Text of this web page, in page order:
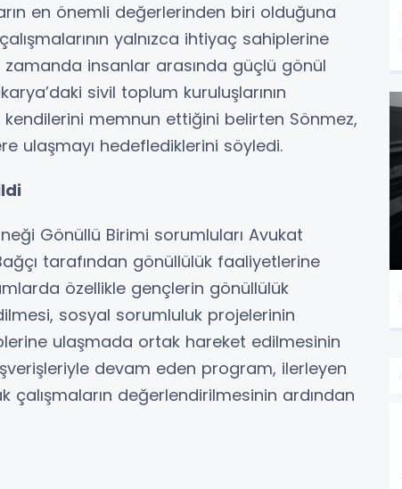
en önemli değerlerinden biri olduğuna
yalnızca ihtiyaç sahiplerine
zamanda insanlar arasında güçlü gönül
sivil toplum kuruluşlarının
kendilerini memnun ettiğini belirten Sönmez,
ulaşmayı hedeflediklerini söyledi.
Gönüllü Birimi sorumluları Avukat
tarafından gönüllülük faaliyetlerine
özellikle gençlerin gönüllülük
sosyal sorumluluk projelerinin
ulaşmada ortak hareket edilmesinin
devam eden program, ilerleyen
çalışmaların değerlendirilmesinin ardından